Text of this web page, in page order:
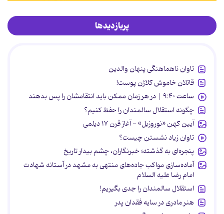
پربازدیدها
تاوان ناهماهنگی پنهان والدین
قاتلان خاموش کلاژن پوست!
ساعت ۹:۴۰ | در هر زمان ممکن باید انتقامشان را پس بدهند
چگونه استقلال سالمندان را حفظ کنیم؟
آیین کهن «نوروزبل» - آغاز قرن ۱۷ دیلمی
تاوان زیاد نشستن چیست؟
پنجره‌ای به گذشته؛ خبرنگاران، چشم بیدار تاریخ
آماده‌سازی مواکب جاده‌های منتهی به مشهد در آستانه شهادت
امام رضا علیه السلام
استقلال سالمندان را جدی بگیریم!
هنر مادری در سایه‌ فقدان پدر